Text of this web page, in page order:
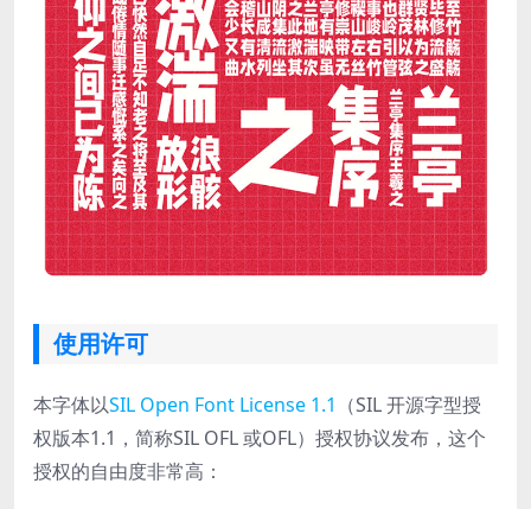
使用许可
本字体以SIL Open Font License 1.1 （SIL 开源字型授
权版本1.1，简称SIL OFL 或OFL）授权协议发布，这个
授权的自由度非常高：